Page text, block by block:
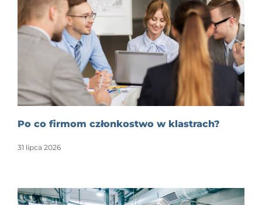
Po co firmom członkostwo w klastrach?
31 lipca 2026